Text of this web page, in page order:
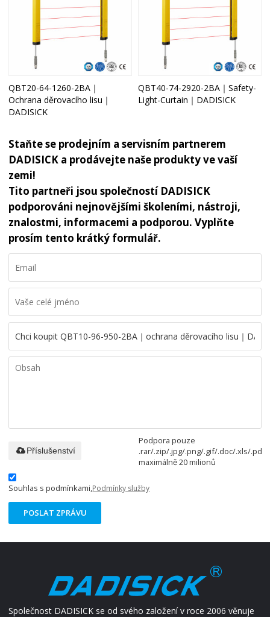
QBT20-64-1260-2BA｜
Ochrana děrovacího lisu｜
DADISICK
QBT40-74-2920-2BA｜Safety-
Light-Curtain｜DADISICK
Staňte se prodejním a servisním partnerem
DADISICK a prodávejte naše produkty ve vaší
zemi!
Tito partneři jsou společností DADISICK
podporováni nejnovějšími školeními, nástroji,
znalostmi, informacemi a podporou. Vyplňte
prosím tento krátký formulář.
Podpora pouze
.rar/.zip/.jpg/.png/.gif/.doc/.xls/.pdf,
maximálně 20 milionů
Příslušenství
Souhlas s podmínkami,Podmínky služby
POSLAT ZPRÁVU
Společnost DADISICK se od svého založení v roce 2006 věnuje